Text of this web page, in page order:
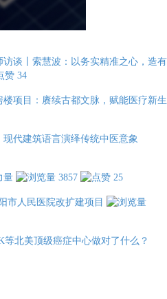
谈丨索慧波：以务实精准之心，造有
34
项目：赓续古都文脉，赋能医疗新生
代建筑语言演绎传统中医意象
量 3857 25
市人民医院改扩建项目
北美顶级癌症中心做对了什么？